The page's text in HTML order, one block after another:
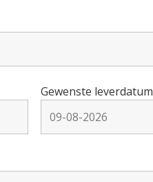
Gewenste leverdatum